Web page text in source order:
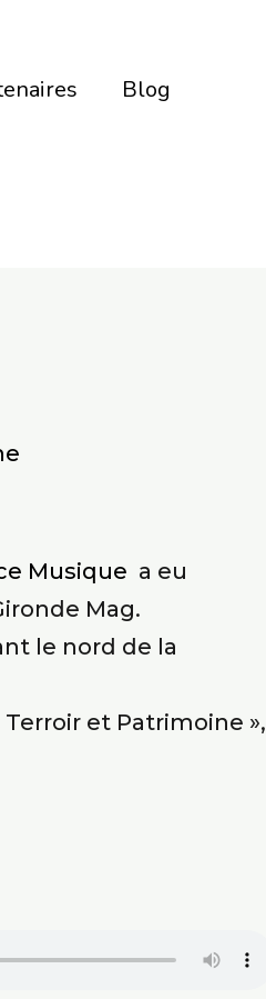
Blog
Musique a eu
Mag.
le nord de la
et Patrimoine »,